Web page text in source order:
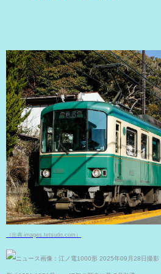
（出典 images.tetsudo.com）